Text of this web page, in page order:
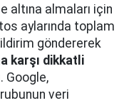
altına almaları için
aylarında toplam
göndererek
karşı dikkatli
Google,
veri